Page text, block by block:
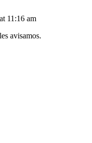
11:16 am
avisamos.